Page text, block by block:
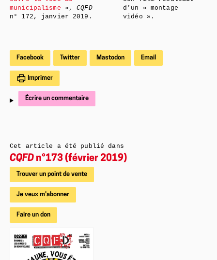
municipalisme »,CQFD
n° 172, janvier 2019.
d’un « montage
vidéo ».
Facebook Twitter Mastodon Email
Imprimer
Écrire un commentaire
Cet article a été publié dans
CQFD n°173 (février 2019)
Trouver un point de vente
Je veux m'abonner
Faire un don